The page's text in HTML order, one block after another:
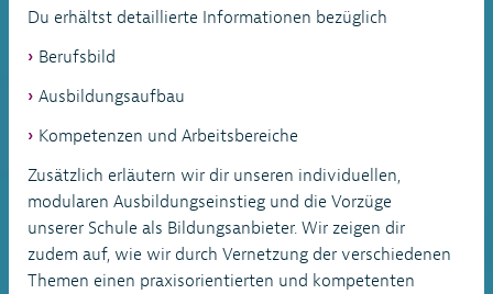
Du erhältst detaillierte Informationen bezüglich
Berufsbild
Ausbildungsaufbau
Kompetenzen und Arbeitsbereiche
Zusätzlich erläutern wir dir unseren individuellen,
modularen Ausbildungseinstieg und die Vorzüge
unserer Schule als Bildungsanbieter. Wir zeigen dir
zudem auf, wie wir durch Vernetzung der verschiedenen
Themen einen praxisorientierten und kompetenten